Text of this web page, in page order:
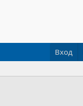
Вход